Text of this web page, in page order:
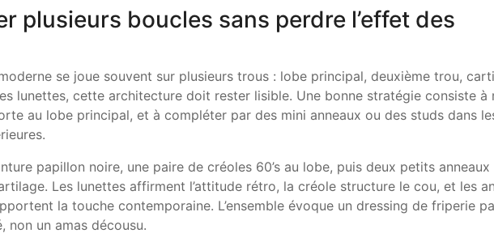
plusieurs boucles sans perdre l’effet des
se joue souvent sur plusieurs trous : lobe principal, deuxième trou,
lunettes, cette architecture doit rester lisible. Une bonne stratégie consiste à
au lobe principal, et à compléter par des mini anneaux ou des studs dans
papillon noire, une paire de créoles 60’s au lobe, puis deux petits anneaux
Les lunettes affirment l’attitude rétro, la créole structure le cou, et les
la touche contemporaine. L’ensemble évoque un dressing de friperie
non un amas décousu.